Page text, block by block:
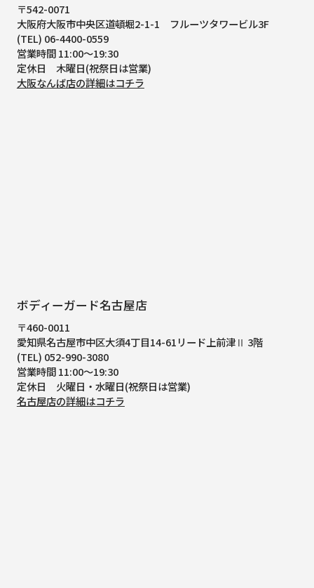
〒542-0071
大阪府大阪市中央区道頓堀2-1-1
フルーツタワービル3F
(TEL) 06-4400-0559
営業時間 11:00～19:30
定休日 木曜日(祝祭日は営業)
大阪なんば店の詳細はコチラ
ボディーガード名古屋店
〒460-0011
愛知県名古屋市中区大須4丁目14-61リード上前津Ⅱ 3階
(TEL) 052-990-3080
営業時間 11:00～19:30
定休日 火曜日・水曜日(祝祭日は営業)
名古屋店の詳細はコチラ